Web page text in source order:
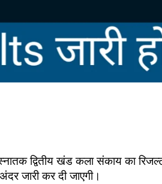
द्वितीय खंड कला संकाय का
जारी कर दी जाएगी।